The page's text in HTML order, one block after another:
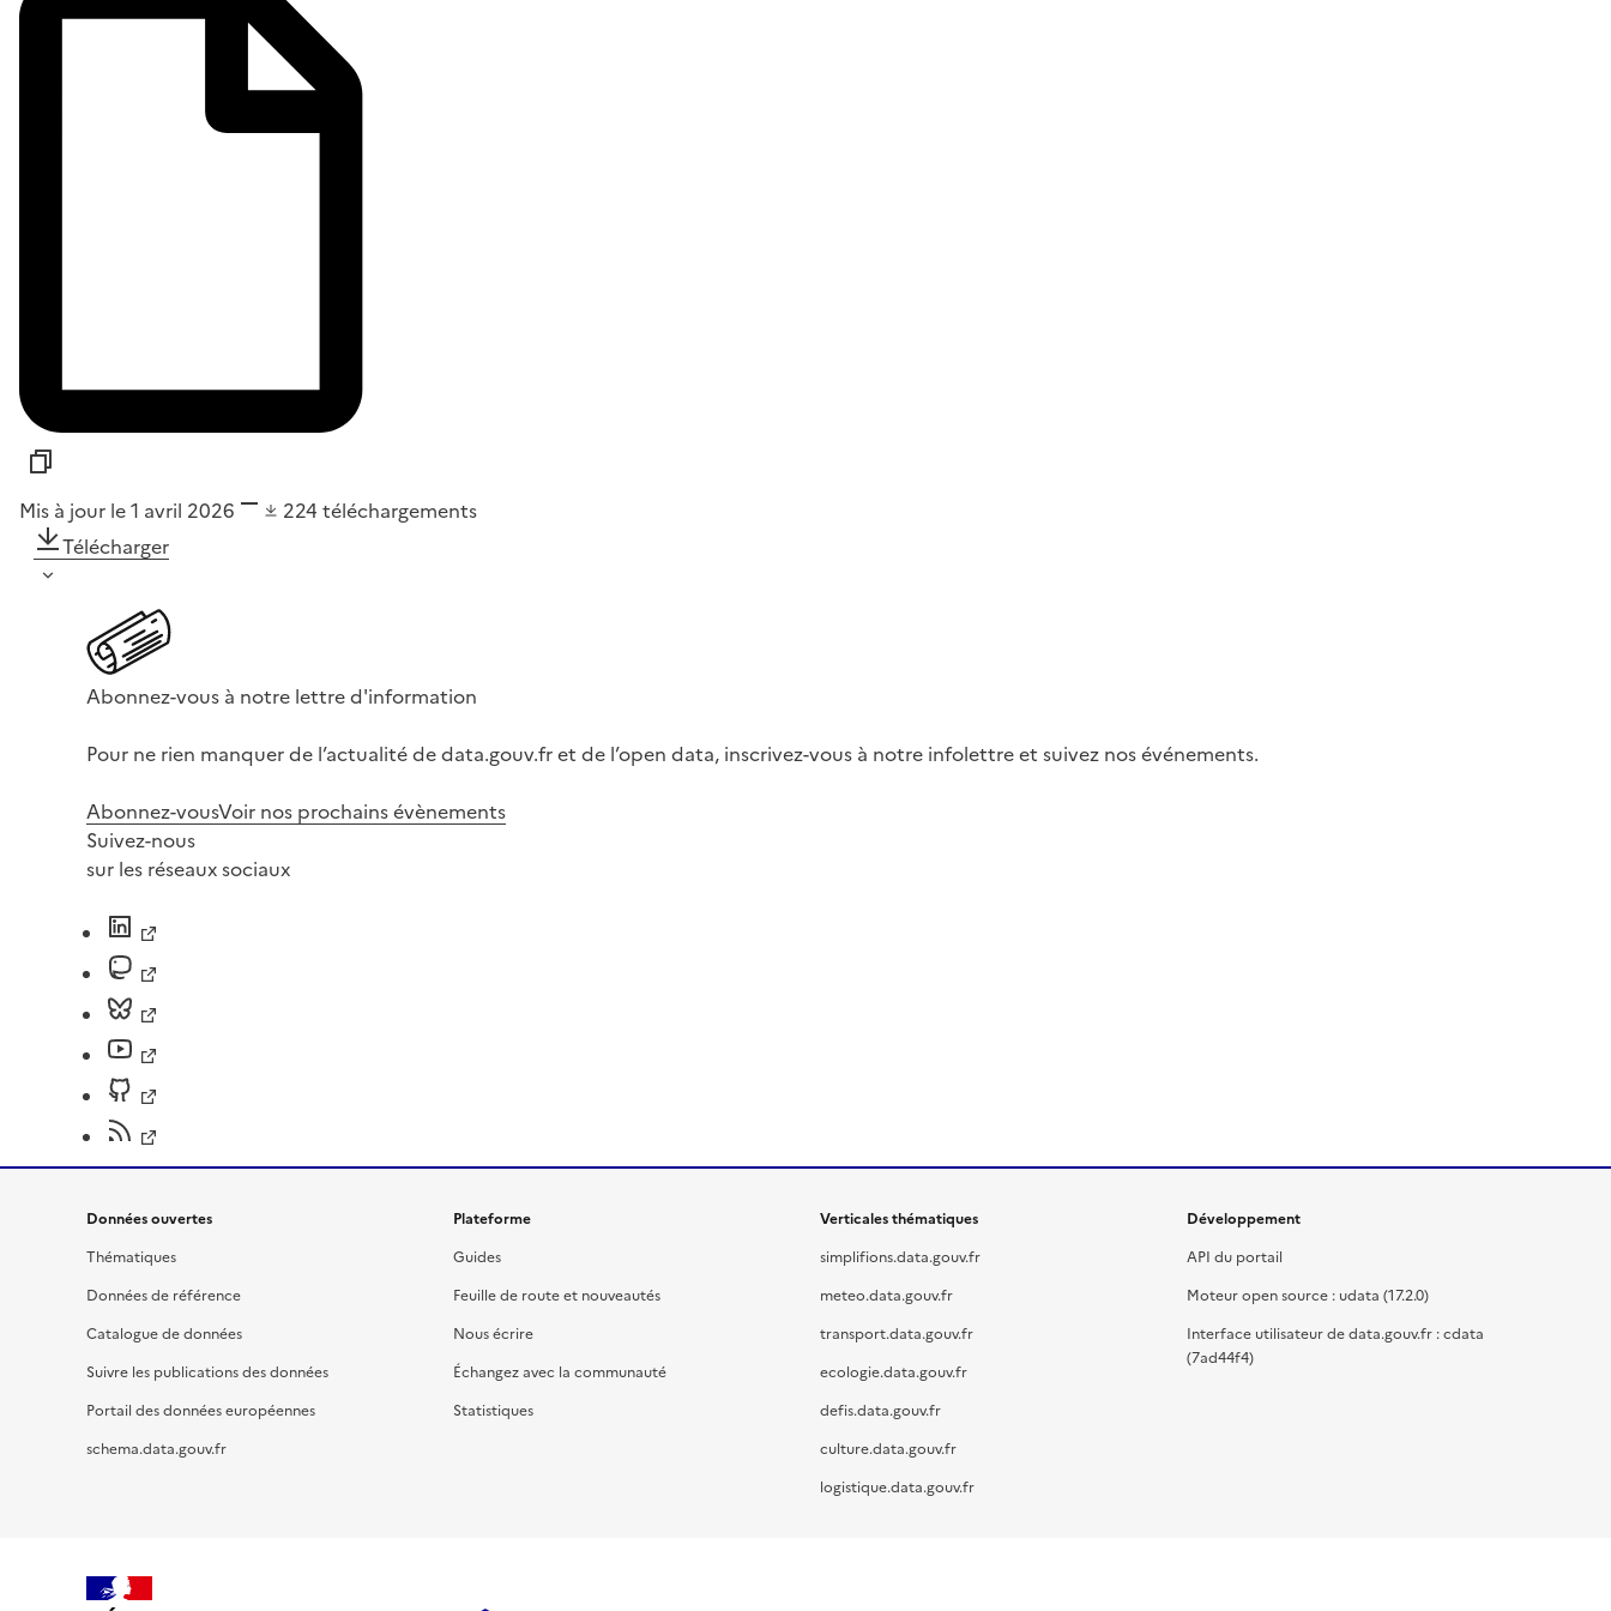
Mis à jour le 1 avril 2026 224 téléchargements
Télécharger
Abonnez-vous à notre lettre d'information
Pour ne rien manquer de l’actualité de data.gouv.fr et de l’open data, inscrivez-vous à notre infolettre et suivez nos événements.
Abonnez-vousVoir nos prochains évènements
Suivez-nous
sur les réseaux sociaux
Données ouvertes
Thématiques
Données de référence
Catalogue de données
Suivre les publications des données
Portail des données européennes
schema.data.gouv.fr
Plateforme
Guides
Feuille de route et nouveautés
Nous écrire
Échangez avec la communauté
Statistiques
Verticales thématiques
simplifions.data.gouv.fr
meteo.data.gouv.fr
transport.data.gouv.fr
ecologie.data.gouv.fr
defis.data.gouv.fr
culture.data.gouv.fr
logistique.data.gouv.fr
Développement
API du portail
Moteur open source : udata (17.2.0)
Interface utilisateur de data.gouv.fr : cdata
(7ad44f4)